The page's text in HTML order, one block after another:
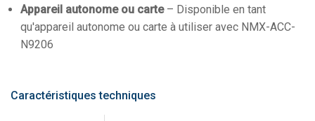
Appareil autonome ou carte– Disponible en tant
qu'appareil autonome ou carte à utiliser avec NMX-ACC-
N9206
Caractéristiques techniques